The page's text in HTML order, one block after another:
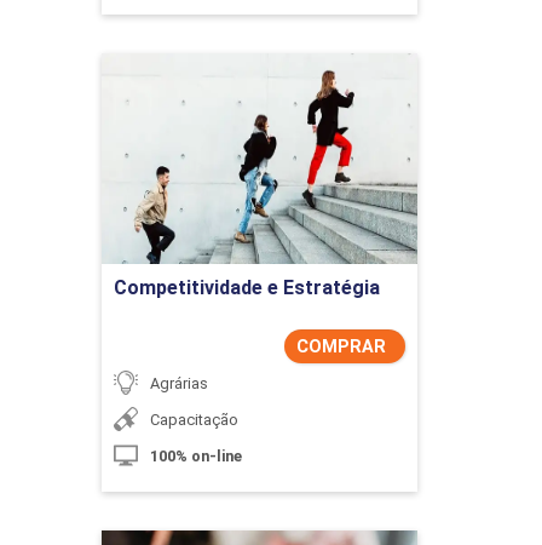
Competitividade e Estratégia
COMPRAR
Agrárias
Capacitação
100% on-line
Competitividade e
Estratégia
Detalhes do curso
Comprar Agora